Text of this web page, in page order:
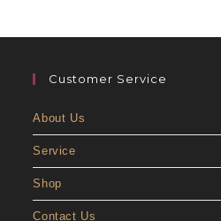
Customer Service
About Us
Service
Shop
Contact Us